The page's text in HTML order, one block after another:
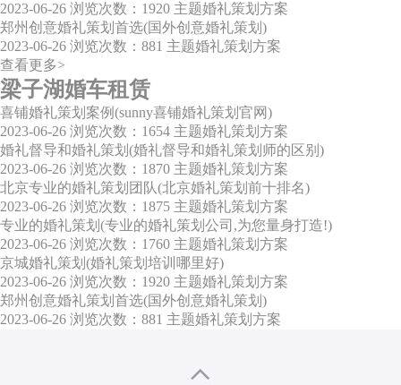
2023-06-26 浏览次数：1920 主题婚礼策划方案
郑州创意婚礼策划首选(国外创意婚礼策划)
2023-06-26 浏览次数：881 主题婚礼策划方案
查看更多>
梁子湖婚车租赁
喜铺婚礼策划案例(sunny喜铺婚礼策划官网)
2023-06-26 浏览次数：1654 主题婚礼策划方案
婚礼督导和婚礼策划(婚礼督导和婚礼策划师的区别)
2023-06-26 浏览次数：1870 主题婚礼策划方案
北京专业的婚礼策划团队(北京婚礼策划前十排名)
2023-06-26 浏览次数：1875 主题婚礼策划方案
专业的婚礼策划(专业的婚礼策划公司,为您量身打造!)
2023-06-26 浏览次数：1760 主题婚礼策划方案
京城婚礼策划(婚礼策划培训哪里好)
2023-06-26 浏览次数：1920 主题婚礼策划方案
郑州创意婚礼策划首选(国外创意婚礼策划)
2023-06-26 浏览次数：881 主题婚礼策划方案